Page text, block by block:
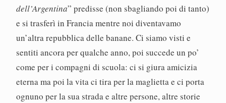
dell’Argentina” predisse (non sbagliando poi di tanto)
e si trasferì in Francia mentre noi diventavamo
un’altra repubblica delle banane. Ci siamo visti e
sentiti ancora per qualche anno, poi succede un po’
come per i compagni di scuola: ci si giura amicizia
eterna ma poi la vita ci tira per la maglietta e ci porta
ognuno per la sua strada e altre persone, altre storie